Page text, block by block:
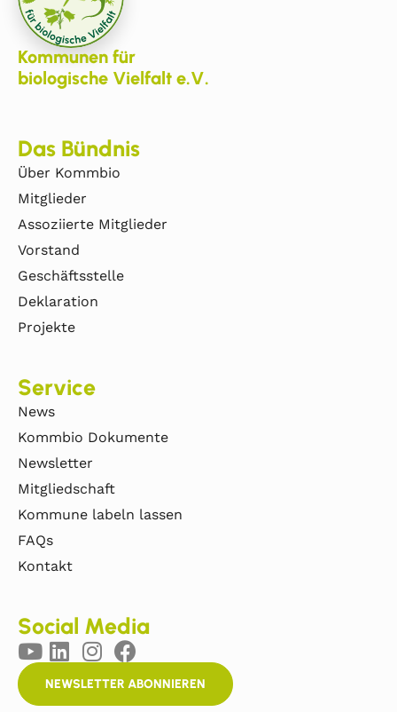
Kommunen für
biologische Vielfalt e.V.
Das Bündnis
Über Kommbio
Mitglieder
Assoziierte Mitglieder
Vorstand
Geschäftsstelle
Deklaration
Projekte
Service
News
Kommbio Dokumente
Newsletter
Mitgliedschaft
Kommune labeln lassen
FAQs
Kontakt
Social Media
NEWSLETTER ABONNIEREN